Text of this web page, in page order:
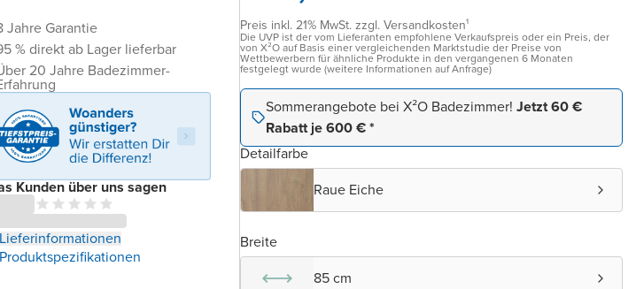
Jahre Garantie
% direkt ab Lager lieferbar
20 Jahre Badezimmer-
Kunden über uns sagen
Lieferinformationen
Produktspezifikationen
Preis inkl. 21% MwSt. zzgl. Versandkosten¹
Die UVP ist der vom Lieferanten empfohlene Verkaufspreis oder ein Preis, der
von X²O auf Basis einer vergleichenden Marktstudie der Preise von
Wettbewerbern für ähnliche Produkte in den vergangenen 6 Monaten
festgelegt wurde (weitere Informationen auf Anfrage)
Sommerangebote bei X²O Badezimmer! Jetzt 60 €
Rabatt je 600 € *
Detailfarbe
Raue Eiche
Breite
85 cm